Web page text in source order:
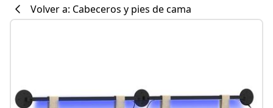
Volver a: Cabeceros y pies de cama